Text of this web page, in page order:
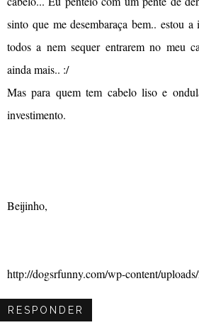
sinto que me desembaraça bem.. estou a
todos a nem sequer entrarem no meu
ainda mais.. :/
Mas para quem tem cabelo liso e
investimento.
Beijinho,
http://dogsrfunny.com/wp-content/
RESPONDER